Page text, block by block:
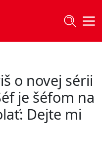
o novej sérii
je šéfom na
Dejte mi